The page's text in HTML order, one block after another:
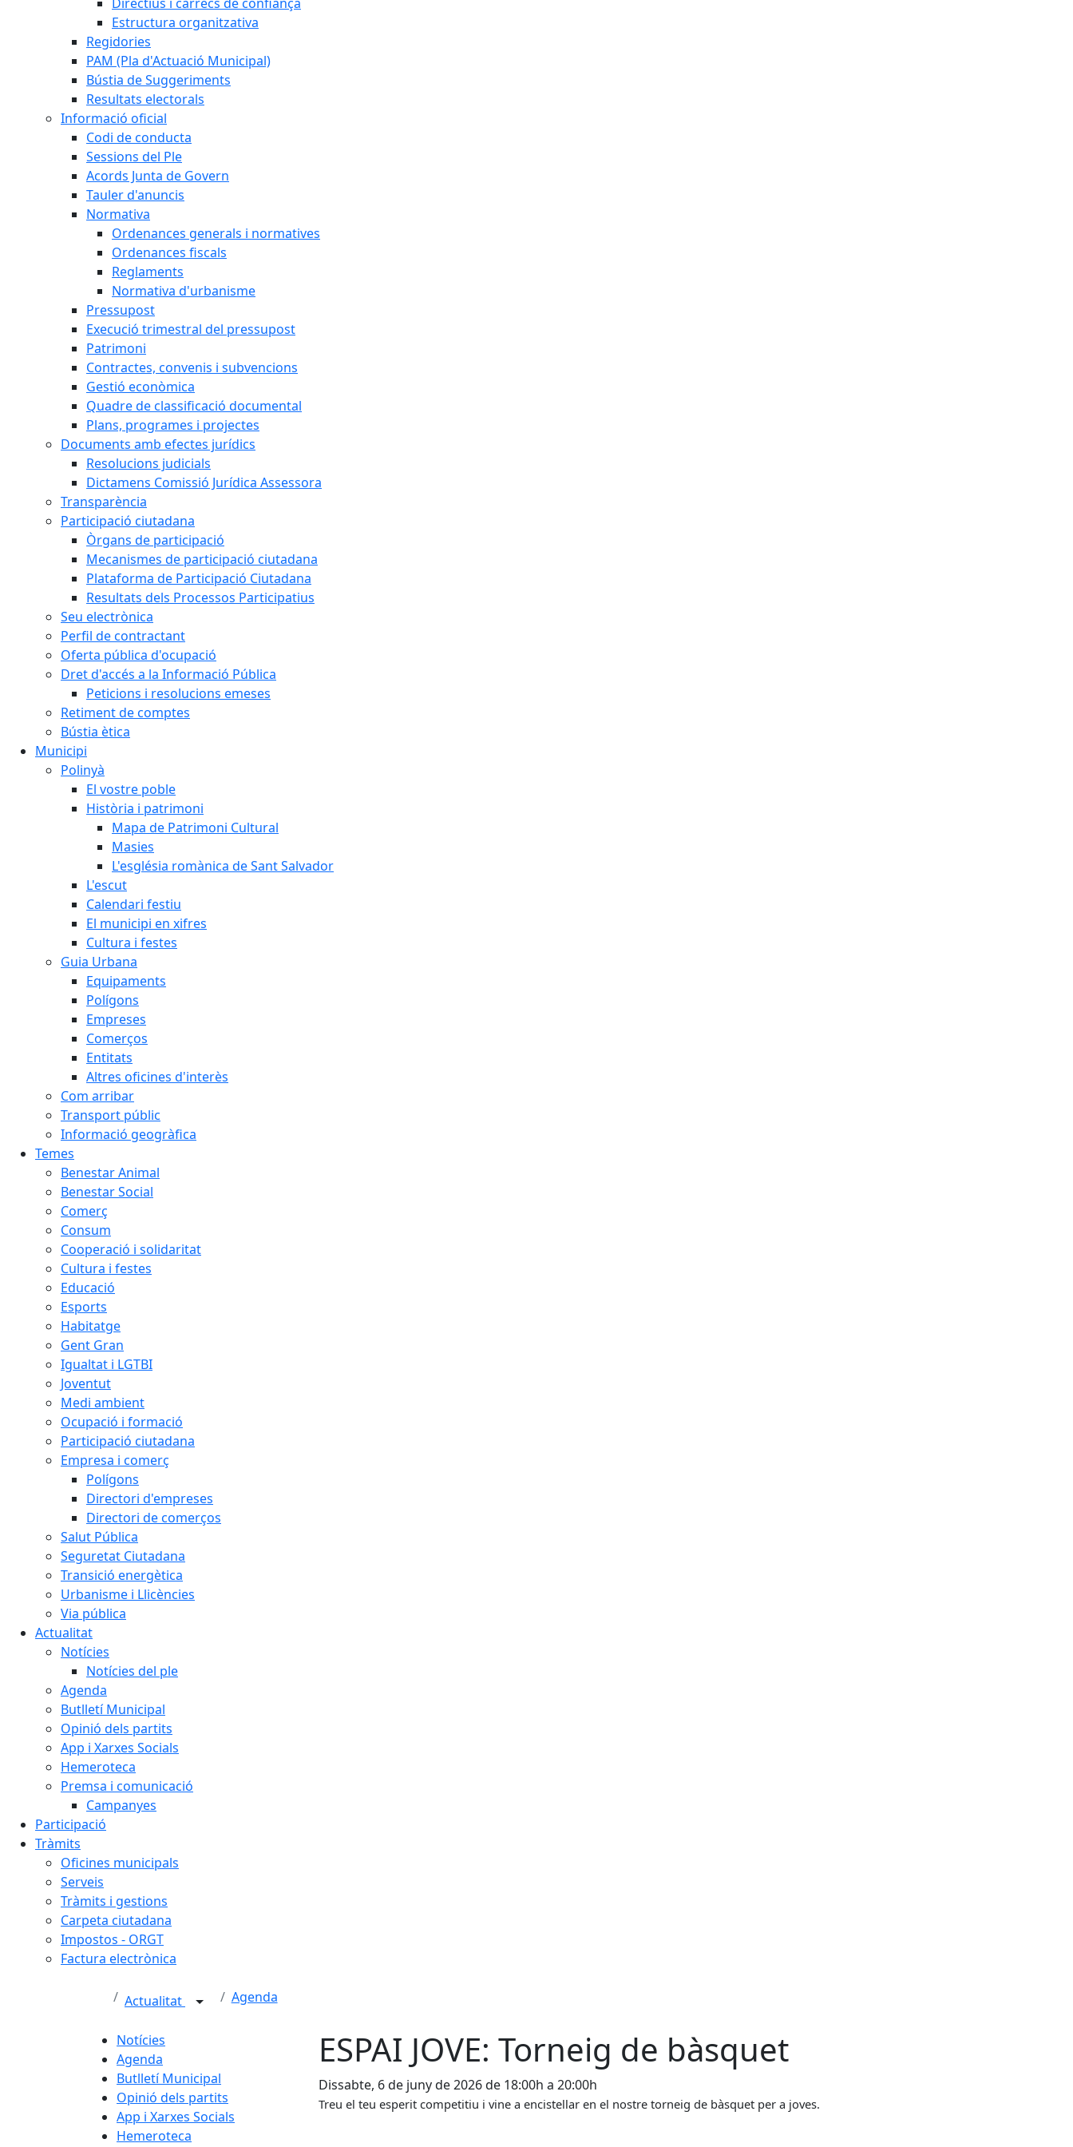
Estructura organitzativa
Regidories
PAM (Pla d'Actuació Municipal)
Bústia de Suggeriments
Resultats electorals
Informació oficial
Codi de conducta
Sessions del Ple
Acords Junta de Govern
Tauler d'anuncis
Normativa
Ordenances generals i normatives
Ordenances fiscals
Reglaments
Normativa d'urbanisme
Pressupost
Execució trimestral del pressupost
Patrimoni
Contractes, convenis i subvencions
Gestió econòmica
Quadre de classificació documental
Plans, programes i projectes
Documents amb efectes jurídics
Resolucions judicials
Dictamens Comissió Jurídica Assessora
Transparència
Participació ciutadana
Òrgans de participació
Mecanismes de participació ciutadana
Plataforma de Participació Ciutadana
Resultats dels Processos Participatius
Seu electrònica
Perfil de contractant
Oferta pública d'ocupació
Dret d'accés a la Informació Pública
Peticions i resolucions emeses
Retiment de comptes
Bústia ètica
Municipi
Polinyà
El vostre poble
Història i patrimoni
Mapa de Patrimoni Cultural
Masies
L'església romànica de Sant Salvador
L'escut
Calendari festiu
El municipi en xifres
Cultura i festes
Guia Urbana
Equipaments
Polígons
Empreses
Comerços
Entitats
Altres oficines d'interès
Com arribar
Transport públic
Informació geogràfica
Temes
Benestar Animal
Benestar Social
Comerç
Consum
Cooperació i solidaritat
Cultura i festes
Educació
Esports
Habitatge
Gent Gran
Igualtat i LGTBI
Joventut
Medi ambient
Ocupació i formació
Participació ciutadana
Empresa i comerç
Polígons
Directori d'empreses
Directori de comerços
Salut Pública
Seguretat Ciutadana
Transició energètica
Urbanisme i Llicències
Via pública
Actualitat
Notícies
Notícies del ple
Agenda
Butlletí Municipal
Opinió dels partits
App i Xarxes Socials
Hemeroteca
Premsa i comunicació
Campanyes
Participació
Tràmits
Oficines municipals
Serveis
Tràmits i gestions
Carpeta ciutadana
Impostos - ORGT
Factura electrònica
Actualitat Agenda
Notícies
Agenda
Butlletí Municipal
Opinió dels partits
App i Xarxes Socials
Hemeroteca
ESPAI JOVE: Torneig de bàsquet
Dissabte, 6 de juny de 2026 de 18:00h a 20:00h
Treu el teu esperit competitiu i vine a encistellar en el nostre torneig de bàsquet per a joves.